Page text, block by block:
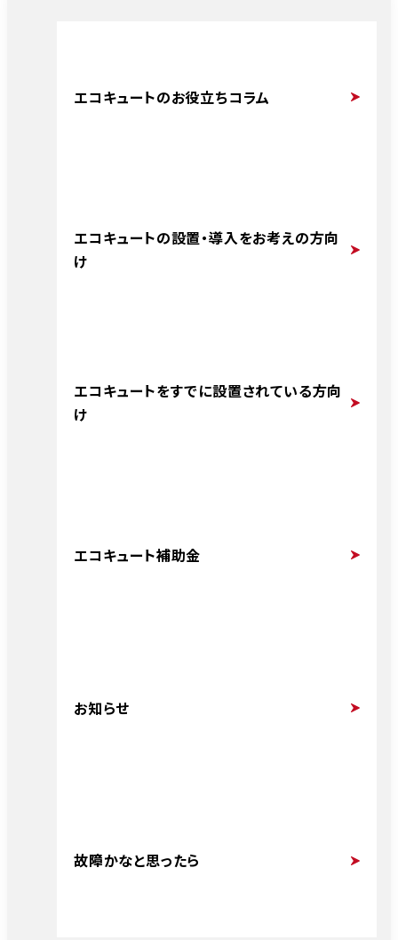
エコキュートのお役立ちコラム
エコキュートの設置・導入をお考えの方向
け
エコキュートをすでに設置されている方向
け
エコキュート補助金
お知らせ
故障かなと思ったら